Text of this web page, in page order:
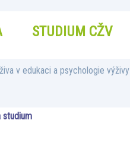
STUDIUM CŽV
v edukaci a psychologie výživy
studium